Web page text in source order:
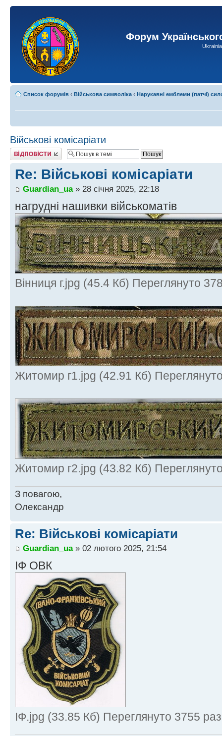
Форум
Список форумів ‹ Військова символіка ‹ Нарукавні емблеми (патчі)
Військові комісаріати
Відповісти
Re: Військові комісаріати
Guardian_ua» 28 січня 2025, 22:18
нагрудні нашивки військоматів
Вінниця г.jpg (45.4 Кб) Переглянуто
Житомир г1.jpg (42.91 Кб)
Житомир г2.jpg (43.82 Кб)
З повагою,
Олександр
Re: Військові комісаріати
Guardian_ua» 02 лютого 2025, 21:54
ІФ ОВК
ІФ.jpg (33.85 Кб) Переглянуто 3755